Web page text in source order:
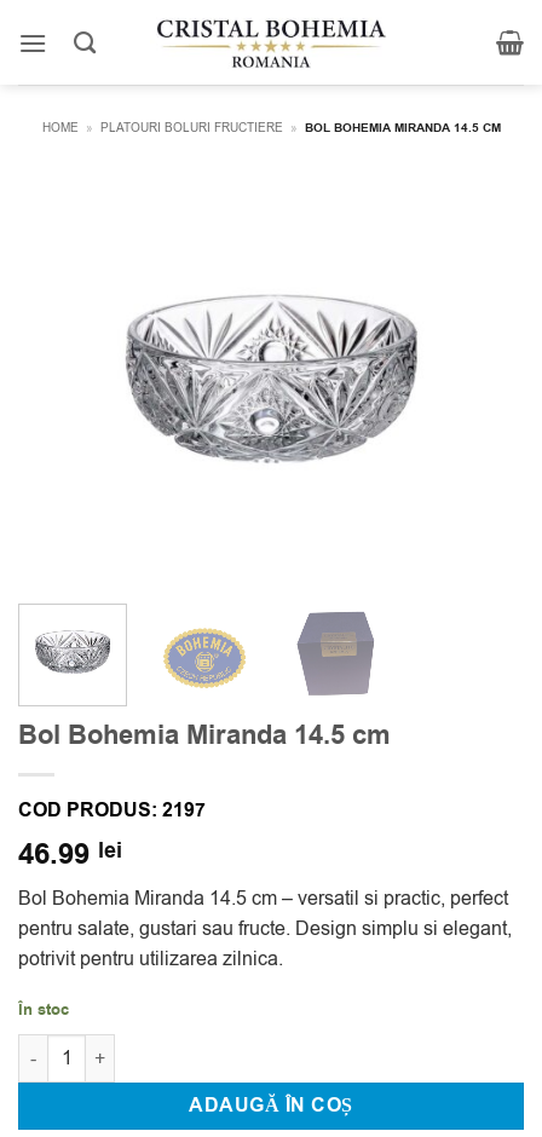
HOME » PLATOURI BOLURI FRUCTIERE » BOL BOHEMIA MIRANDA 14.5 CM
Bol Bohemia Miranda 14.5 cm
COD PRODUS: 2197
46.99 lei
Bol Bohemia Miranda 14.5 cm – versatil si practic, perfect
pentru salate, gustari sau fructe. Design simplu si elegant,
potrivit pentru utilizarea zilnica.
În stoc
Cantitate Bol Bohemia Miranda 14.5 cm
ADAUGĂ ÎN COȘ